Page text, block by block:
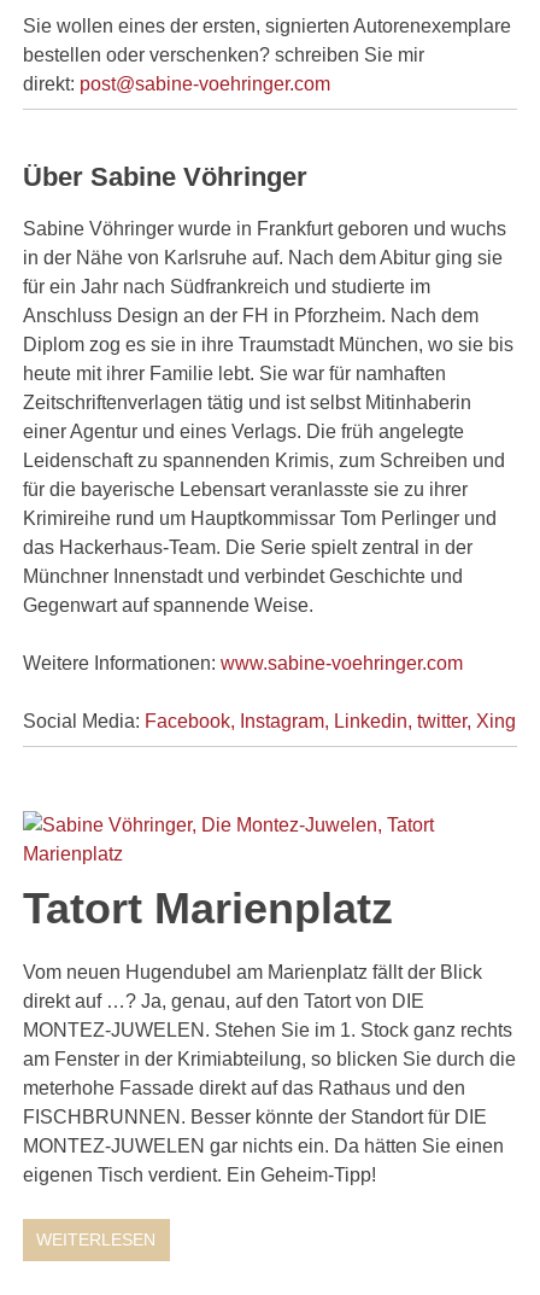
Sie wollen eines der ersten, signierten Autorenexemplare
bestellen oder verschenken? schreiben Sie mir
direkt: post@sabine-voehringer.com
Über Sabine Vöhringer
Sabine Vöhringer wurde in Frankfurt geboren und wuchs
in der Nähe von Karlsruhe auf. Nach dem Abitur ging sie
für ein Jahr nach Südfrankreich und studierte im
Anschluss Design an der FH in Pforzheim. Nach dem
Diplom zog es sie in ihre Traumstadt München, wo sie bis
heute mit ihrer Familie lebt. Sie war für namhaften
Zeitschriftenverlagen tätig und ist selbst Mitinhaberin
einer Agentur und eines Verlags. Die früh angelegte
Leidenschaft zu spannenden Krimis, zum Schreiben und
für die bayerische Lebensart veranlasste sie zu ihrer
Krimireihe rund um Hauptkommissar Tom Perlinger und
das Hackerhaus-Team. Die Serie spielt zentral in der
Münchner Innenstadt und verbindet Geschichte und
Gegenwart auf spannende Weise.
Weitere Informationen:www.sabine-voehringer.com
Social Media: Facebook, Instagram, Linkedin, twitter,Xing
Tatort Marienplatz
Vom neuen Hugendubel am Marienplatz fällt der Blick
direkt auf …? Ja, genau, auf den Tatort von DIE
MONTEZ-JUWELEN. Stehen Sie im 1. Stock ganz rechts
am Fenster in der Krimiabteilung, so blicken Sie durch die
meterhohe Fassade direkt auf das Rathaus und den
FISCHBRUNNEN. Besser könnte der Standort für DIE
MONTEZ-JUWELEN gar nichts ein. Da hätten Sie einen
eigenen Tisch verdient. Ein Geheim-Tipp!
WEITERLESEN